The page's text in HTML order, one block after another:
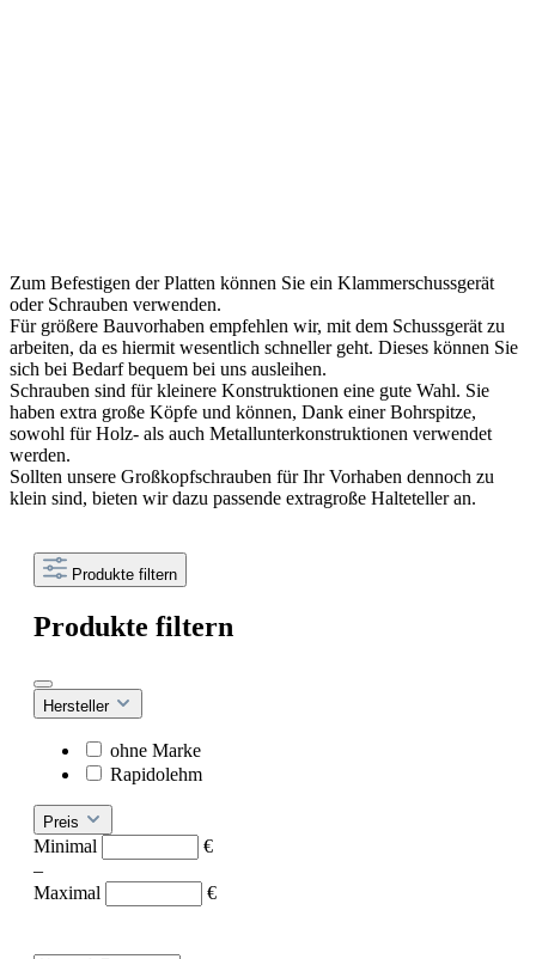
Zum Befestigen der Platten können Sie ein Klammerschussgerät
oder Schrauben verwenden.
Für größere Bauvorhaben empfehlen wir, mit dem Schussgerät zu
arbeiten, da es hiermit wesentlich schneller geht. Dieses können Sie
sich bei Bedarf bequem bei uns ausleihen.
Schrauben sind für kleinere Konstruktionen eine gute Wahl. Sie
haben extra große Köpfe und können, Dank einer Bohrspitze,
sowohl für Holz- als auch Metallunterkonstruktionen verwendet
werden.
Sollten unsere Großkopfschrauben für Ihr Vorhaben dennoch zu
klein sind, bieten wir dazu passende extragroße Halteteller an.
Produkte filtern
Produkte filtern
Hersteller
ohne Marke
Rapidolehm
Preis
Minimal
€
–
Maximal
€